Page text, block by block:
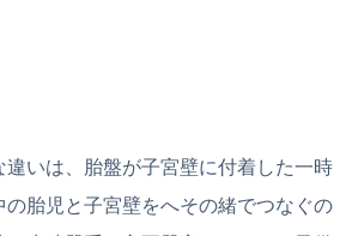
違いは、胎盤が子宮壁に付着した一時
の胎児と子宮壁をへその緒でつなぐの